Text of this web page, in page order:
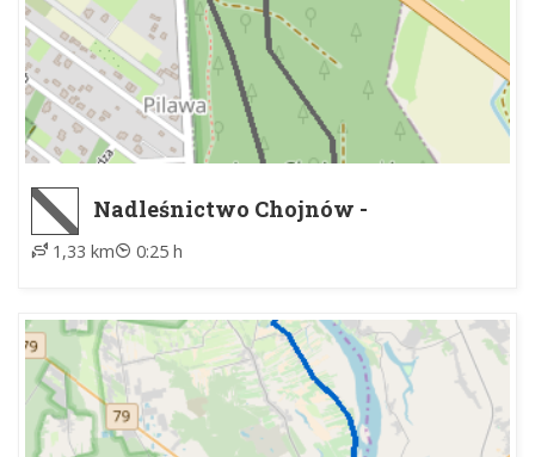
Nadleśnictwo Chojnów -
1,33 km 0:25 h